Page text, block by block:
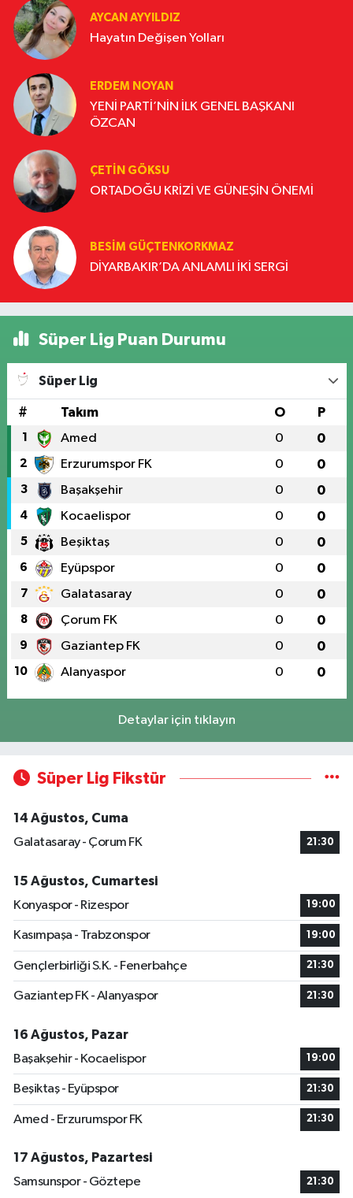
AYCAN AYYILDIZ
Hayatın Değişen Yolları
ERDEM NOYAN
YENİ PARTİ’NİN İLK GENEL BAŞKANI
ÖZCAN
ÇETIN GÖKSU
ORTADOĞU KRİZİ VE GÜNEŞİN ÖNEMİ
BESIM GÜÇTENKORKMAZ
DİYARBAKIR’DA ANLAMLI İKİ SERGİ
Süper Lig Puan Durumu
Süper Lig
# Takım O P
1 Amed 0 0
2 Erzurumspor FK 0 0
3 Başakşehir 0 0
4 Kocaelispor 0 0
5 Beşiktaş 0 0
6 Eyüpspor 0 0
7 Galatasaray 0 0
8 Çorum FK 0 0
9 Gaziantep FK 0 0
10 Alanyaspor 0 0
Detaylar için tıklayın
Süper Lig Fikstür
14 Ağustos, Cuma
Galatasaray - Çorum FK
21:30
15 Ağustos, Cumartesi
Konyaspor - Rizespor
19:00
Kasımpaşa - Trabzonspor 19:00
Gençlerbirliği S.K. - Fenerbahçe 21:30
Gaziantep FK - Alanyaspor 21:30
16 Ağustos, Pazar
Başakşehir - Kocaelispor
19:00
Beşiktaş - Eyüpspor 21:30
Amed - Erzurumspor FK 21:30
17 Ağustos, Pazartesi
Samsunspor - Göztepe
21:30